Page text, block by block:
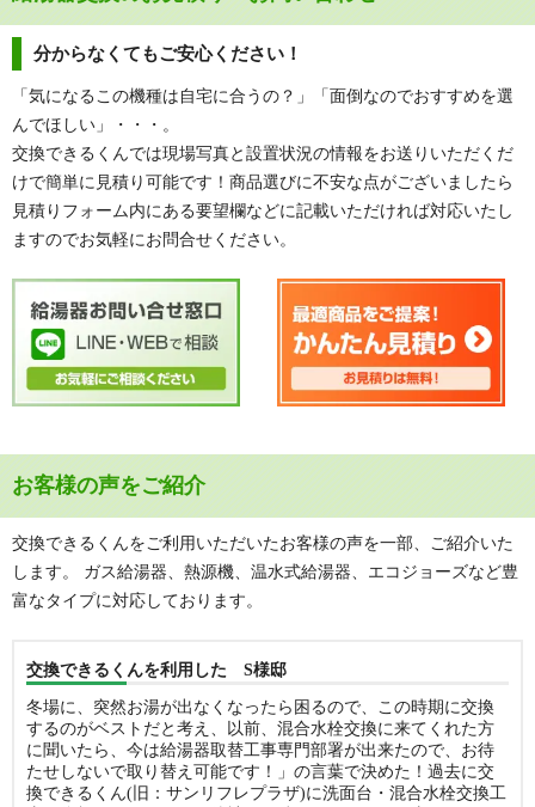
分からなくてもご安心ください！
「気になるこの機種は自宅に合うの？」「面倒なのでおすすめを選
んでほしい」・・・。
交換できるくんでは現場写真と設置状況の情報をお送りいただくだ
けで簡単に見積り可能です！商品選びに不安な点がございましたら
見積りフォーム内にある要望欄などに記載いただければ対応いたし
ますのでお気軽にお問合せください。
お客様の声をご紹介
交換できるくんをご利用いただいたお客様の声を一部、ご紹介いた
します。 ガス給湯器、熱源機、温水式給湯器、エコジョーズなど豊
富なタイプに対応しております。
交換できるくんを利用した S様邸
冬場に、突然お湯が出なくなったら困るので、この時期に交換
するのがベストだと考え、以前、混合水栓交換に来てくれた方
に聞いたら、今は給湯器取替工事専門部署が出来たので、お待
たせしないで取り替え可能です！」の言葉で決めた！過去に交
換できるくん(旧：サンリフレプラザ)に洗面台・混合水栓交換工